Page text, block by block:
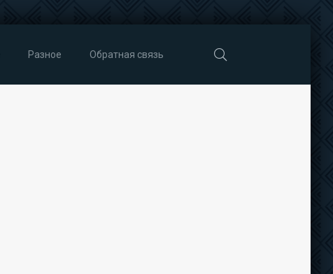
Разное Обратная связь